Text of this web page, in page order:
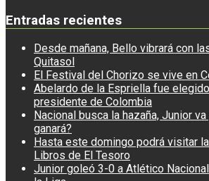
Entradas recientes
Desde mañana, Bello vibrará con
Quitasol
El Festival del Chorizo se vive en
Abelardo de la Espriella fue
presidente de Colombia
Nacional busca la hazaña, Junior
ganará?
Hasta este domingo podrá visitar
Libros de El Tesoro
Junior goleó 3-0 a Atlético